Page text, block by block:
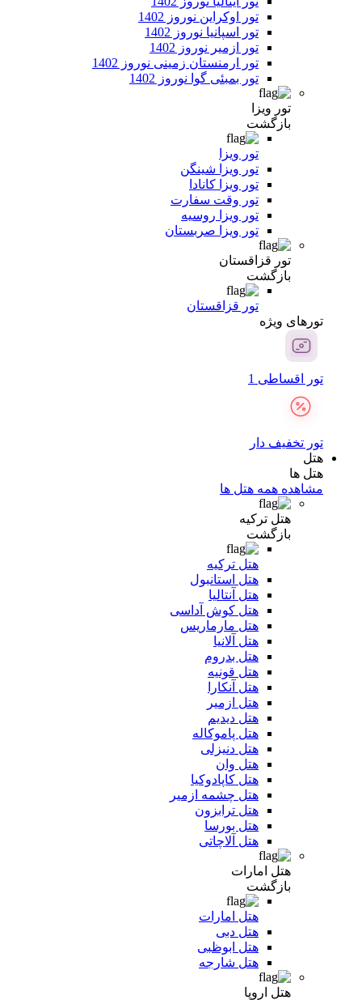
تور اوکراین نوروز 1402
تور اسپانیا نوروز 1402
تور ازمیر نوروز 1402
تور ارمنستان زمینی نوروز 1402
تور بمبئی گوا نوروز 1402
تور ویزا
بازگشت
تور ویزا
تور ویزا شینگن
تور ویزا کانادا
تور وقت سفارت
تور ویزا روسیه
تور ویزا صربستان
تور قزاقستان
بازگشت
تور قزاقستان
تور‌های ویژه
تور اقساطی 1
تور تخفیف دار
هتل
هتل ها
مشاهده همه هتل ها
هتل ترکیه
بازگشت
هتل ترکیه
هتل استانبول
هتل آنتالیا
هتل کوش آداسی
هتل مارماریس
هتل آلانیا
هتل بدروم
هتل قونیه
هتل آنکارا
هتل ازمیر
هتل دیدیم
هتل پاموکاله
هتل دنیزلی
هتل وان
هتل کاپادوکیا
هتل چشمه ازمیر
هتل ترابزون
هتل بورسا
هتل آلاچاتی
هتل امارات
بازگشت
هتل امارات
هتل دبی
هتل ابوظبی
هتل شارجه
هتل اروپا